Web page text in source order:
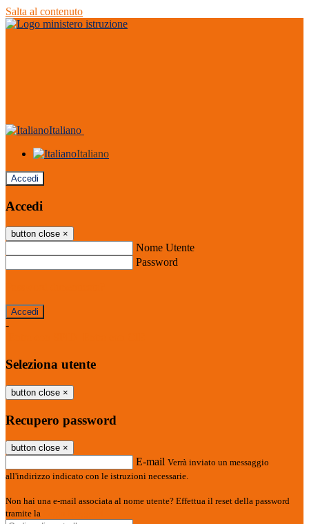
Salta al contenuto
Italiano
Italiano
Accedi
Accedi
button close ×
Nome Utente
Password
-
Seleziona utente
button close ×
Recupero password
button close ×
E-mail Verrà inviato un messaggio
all'indirizzo indicato con le istruzioni necessarie.
Non hai una e-mail associata al nome utente? Effettua il reset della password
tramite la